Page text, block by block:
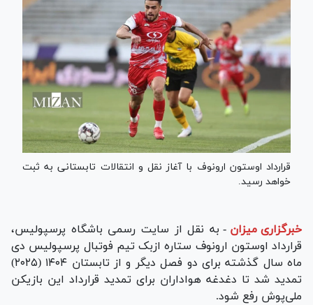
قرارداد اوستون ارونوف با آغاز نقل و انتقالات تابستانی به ثبت
خواهد رسید.
خبرگزاری میزان - به نقل از سایت رسمی باشگاه پرسپولیس،
قرارداد اوستون ارونوف ستاره ازبک تیم فوتبال پرسپولیس دی
ماه سال گذشته برای دو فصل دیگر و از تابستان ۱۴۰۴ (۲۰۲۵)
تمدید شد تا دغدغه هواداران برای تمدید قرارداد این بازیکن
ملی‌پوش رفع شود.